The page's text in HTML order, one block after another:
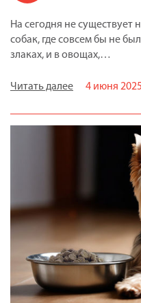
На сегодня не существует
собак, где совсем бы не
злаках, и в овощах,…
Читать далее 4 июня 2025